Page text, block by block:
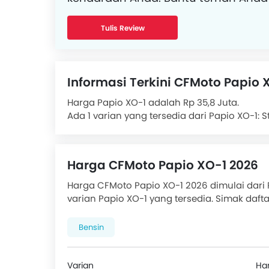
Tulis Review
Informasi Terkini CFMoto Papio
Harga Papio XO-1 adalah Rp 35,8 Juta.
Ada 1 varian yang tersedia dari Papio XO-1:
Fitur pendukung sasis, suspensi & rem
Suspensi (depan), Central Shock Suspensi
Garnish Krom, Baja material rangka, Disc
Fitur di konsol meliputi Digital Panel
Tachometer dan Tidak Navigator.
Pesaing Papio XO-1 adalah:
Papio XO-2.
Harga CFMoto Papio XO-1 2026
Harga CFMoto Papio XO-1 2026 dimulai
varian Papio XO-1 yang tersedia. Simak
Bensin
Varian